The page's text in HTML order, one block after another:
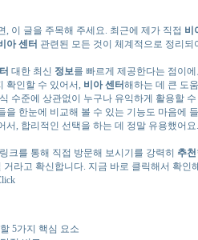
, 이 글을 주목해 주세요. 최근에 제가 직접 비
아 센터 관련된 모든 것이 체계적으로 정리
대한 최신 정보를 빠르게 제공한다는 점이
확인할 수 있어서, 비아 센터해하는 데 큰 도
수준에 상관없이 누구나 유익하게 활용할
을 한눈에 비교해 볼 수 있는 기능도 마음에
서, 합리적인 선택을 하는 데 정말 유용했어
크를 통해 직접 방문해 보시기를 강력히 추천
라고 확신합니다. 지금 바로 클릭해서 확인
5가지 핵심 요소